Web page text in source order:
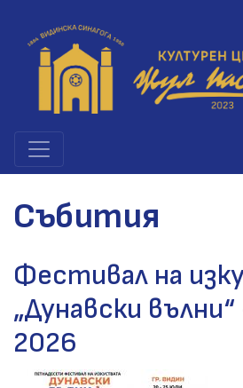
Събития
Фестивал на
„Дунавски
2026